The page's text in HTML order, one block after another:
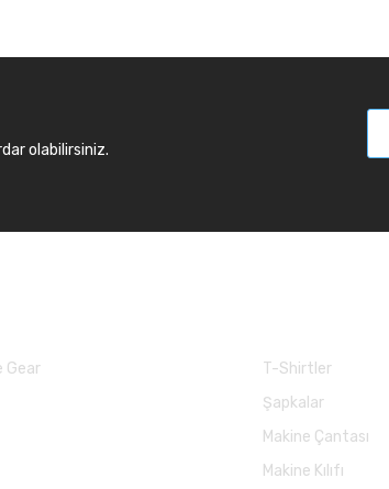
olabilirsiniz.
Gear
T-Shirtler
Şapkalar
Makine Çantası
Makine Kılıfı